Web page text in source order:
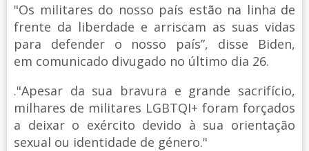
"Os militares do nosso país estão na linha de
frente da liberdade e arriscam as suas vidas
para defender o nosso país”, disse Biden,
em comunicado divugado no último dia 26.
."Apesar da sua bravura e grande sacrifício,
milhares de militares LGBTQI+ foram forçados
a deixar o exército devido à sua orientação
sexual ou identidade de género."